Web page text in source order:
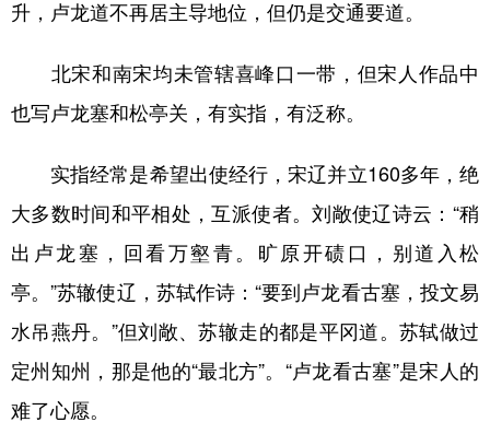
升，卢龙道不再居主导地位，但仍是交通要道。
北宋和南宋均未管辖喜峰口一带，但宋人作品中
也写卢龙塞和松亭关，有实指，有泛称。
实指经常是希望出使经行，宋辽并立160多年，绝
大多数时间和平相处，互派使者。刘敞使辽诗云：“稍
出卢龙塞，回看万壑青。旷原开碛口，别道入松
亭。”苏辙使辽，苏轼作诗：“要到卢龙看古塞，投文易
水吊燕丹。”但刘敞、苏辙走的都是平冈道。苏轼做过
定州知州，那是他的“最北方”。“卢龙看古塞”是宋人的
难了心愿。